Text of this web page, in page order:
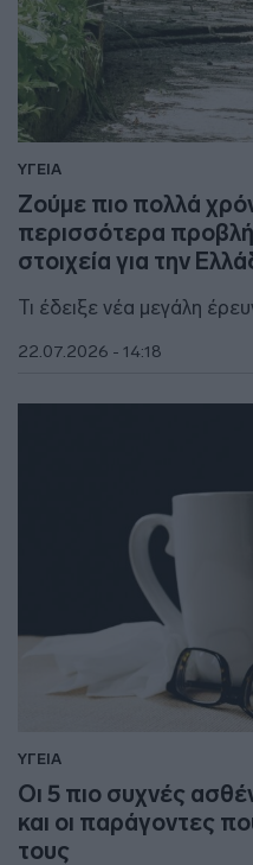
ΥΓΕΙΑ
Ζούμε πιο πολλά
περισσότερα
στοιχεία για την
Τι έδειξε νέα μεγάλη
22.07.2026 - 14:18
ΥΓΕΙΑ
Οι 5 πιο συχνές
και οι παράγοντες
τους